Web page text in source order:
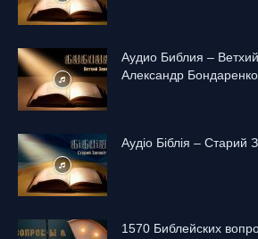
Аудио Библия –
Александр Бондаренко
Аудіо Біблія – Старий
1570 Библейских